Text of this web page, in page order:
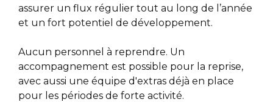
assurer un flux régulier tout au long de l’année
et un fort potentiel de développement.
Aucun personnel à reprendre. Un
accompagnement est possible pour la reprise,
avec aussi une équipe d'extras déjà en place
pour les périodes de forte activité.